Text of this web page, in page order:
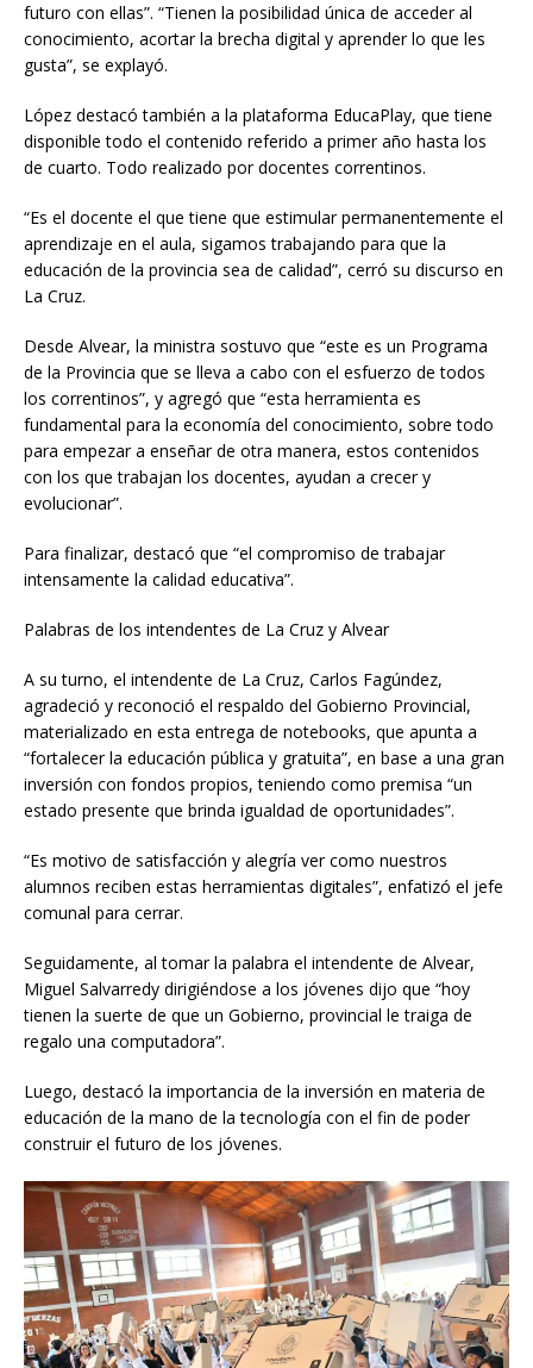
futuro con ellas”. “Tienen la posibilidad única de acceder al
conocimiento, acortar la brecha digital y aprender lo que les
gusta”, se explayó.
López destacó también a la plataforma EducaPlay, que tiene
disponible todo el contenido referido a primer año hasta los
de cuarto. Todo realizado por docentes correntinos.
“Es el docente el que tiene que estimular permanentemente el
aprendizaje en el aula, sigamos trabajando para que la
educación de la provincia sea de calidad”, cerró su discurso en
La Cruz.
Desde Alvear, la ministra sostuvo que “este es un Programa
de la Provincia que se lleva a cabo con el esfuerzo de todos
los correntinos”, y agregó que “esta herramienta es
fundamental para la economía del conocimiento, sobre todo
para empezar a enseñar de otra manera, estos contenidos
con los que trabajan los docentes, ayudan a crecer y
evolucionar”.
Para finalizar, destacó que “el compromiso de trabajar
intensamente la calidad educativa”.
Palabras de los intendentes de La Cruz y Alvear
A su turno, el intendente de La Cruz, Carlos Fagúndez,
agradeció y reconoció el respaldo del Gobierno Provincial,
materializado en esta entrega de notebooks, que apunta a
“fortalecer la educación pública y gratuita”, en base a una gran
inversión con fondos propios, teniendo como premisa “un
estado presente que brinda igualdad de oportunidades”.
“Es motivo de satisfacción y alegría ver como nuestros
alumnos reciben estas herramientas digitales”, enfatizó el jefe
comunal para cerrar.
Seguidamente, al tomar la palabra el intendente de Alvear,
Miguel Salvarredy dirigiéndose a los jóvenes dijo que “hoy
tienen la suerte de que un Gobierno, provincial le traiga de
regalo una computadora”.
Luego, destacó la importancia de la inversión en materia de
educación de la mano de la tecnología con el fin de poder
construir el futuro de los jóvenes.